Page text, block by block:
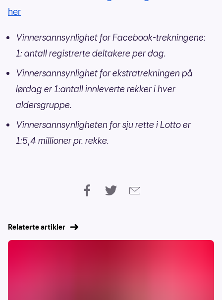
her
Vinnersannsynlighet for Facebook-trekningene:
1: antall registrerte deltakere per dag.
Vinnersannsynlighet for ekstratrekningen på
lørdag er 1:antall innleverte rekker i hver
aldersgruppe.
Vinnersannsynligheten for sju rette i Lotto er
1:5,4 millioner pr. rekke.
Relaterte artikler